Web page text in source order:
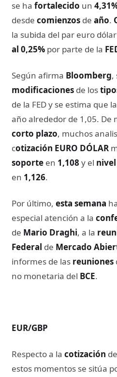
se ha fortalecido un
desde comienzos de año.
la subida del par euro
al 0,25% por parte de la
Según afirma Bloomberg,
modificaciones de los
de la FED y se estima que
año alrededor de 1,05. De
corto plazo, muchos
cotización EURO DÓLAR
soporte en 1,108 y el nivel
en 1,126.
Por último, esta semana
especial atención a la
de Mario Draghi, a la
Federal de Mercado
informes de las reuniones
no monetaria del BCE.
EUR/GBP
Respecto a la cotización
estos momentos se sitúa